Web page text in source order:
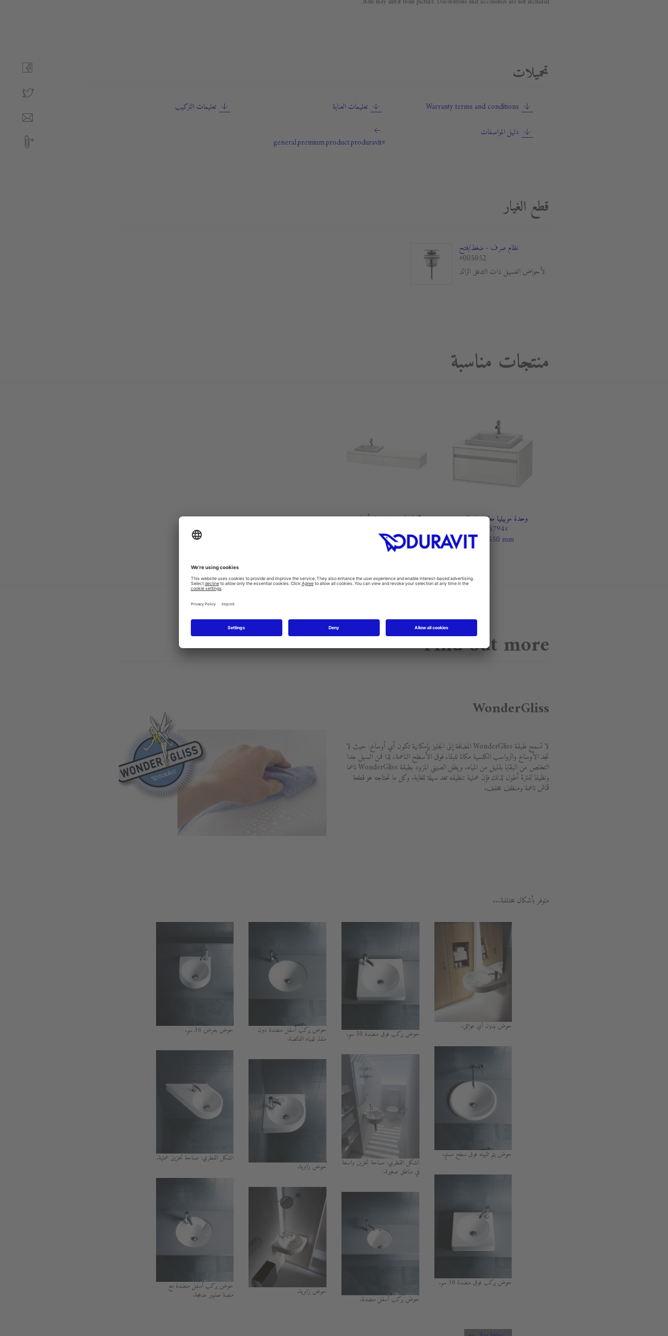
تحميلات
Warranty terms and conditions تعليمات العناية
تعليمات التركيب
دليل المواصفات
#general.premium.product.produravit
قطع الغيار
نظام صرف - ضغط/فتح
#005052
لأحواض الغسيل ذات التدفق الزائد
منتجات مناسبة
وحدة موبيليا معلقة على ال...
#KT6794
800 x 550 mm
كونسول مشتمل على أدرا...
1800 x 565 mm
Find out more
WonderGliss
لا تسمح طبقة WonderGliss المضافة إلى الجليز بإمكانية تكون أي أوساخ: حيث لا
تجد الأوساخ والرواسب الكلسية مكانا للبقاء فوق الأسطح الناعمة، لذا فمن السهل جدا
التخلص من البقايا بقليل من المياه. ويظل الصيني المزود بطبقة WonderGliss ناعما
ونظيفا لفترة أطول لذلك فإن عملية تنظيفه تعد سهلة للغاية. وكل ما تحتاجه هو قطعة
قماش ناعمة ومنظف مخفف.
متوفر بأشكال مختلفة...
حوض بدون أي عوائق.
حوض يتم تثبيته فوق سطح مستوٍ.
حوض يُركب فوق منضدة 50 سم.
حوض يُركب فوق منضدة 50 سم.
الشكل القطري: مساحة تخزين واسعة
في مناطق صغيرة.
حوض يُركب أسفل منضدة.
حوض يُركب أسفل منضدة دون
منفذ للمياه الفائضة.
حوض زاوية.
حوض زاوية.
حوض بعرض 36 سم.
الشكل القطري: مساحة تخزين عملية.
حوض يُركب أسفل منضدة مع
منصة صنبور مدمجة.